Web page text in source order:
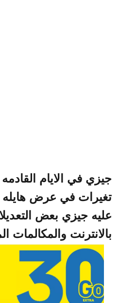
جيزي في الايام
تغيرات في عرض
عليه جيزي بعض
بالانترنت والمكالمات